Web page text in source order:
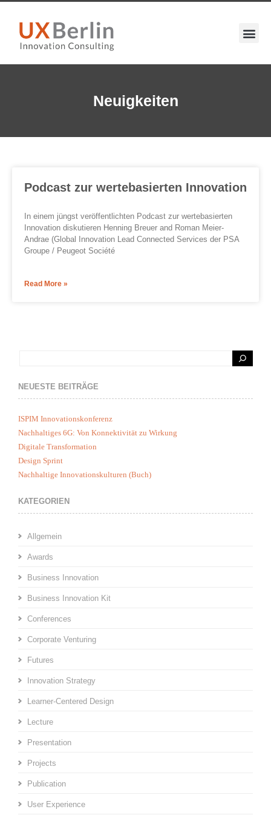
Neuigkeiten
Podcast zur wertebasierten Innovation
In einem jüngst veröffentlichten Podcast zur wertebasierten
Innovation diskutieren Henning Breuer and Roman Meier-
Andrae (Global Innovation Lead Connected Services der PSA
Groupe / Peugeot Société
Read More »
NEUESTE BEITRÄGE
ISPIM Innovationskonferenz
Nachhaltiges 6G: Von Konnektivität zu Wirkung
Digitale Transformation
Design Sprint
Nachhaltige Innovationskulturen (Buch)
KATEGORIEN
Allgemein
Awards
Business Innovation
Business Innovation Kit
Conferences
Corporate Venturing
Futures
Innovation Strategy
Learner-Centered Design
Lecture
Presentation
Projects
Publication
User Experience